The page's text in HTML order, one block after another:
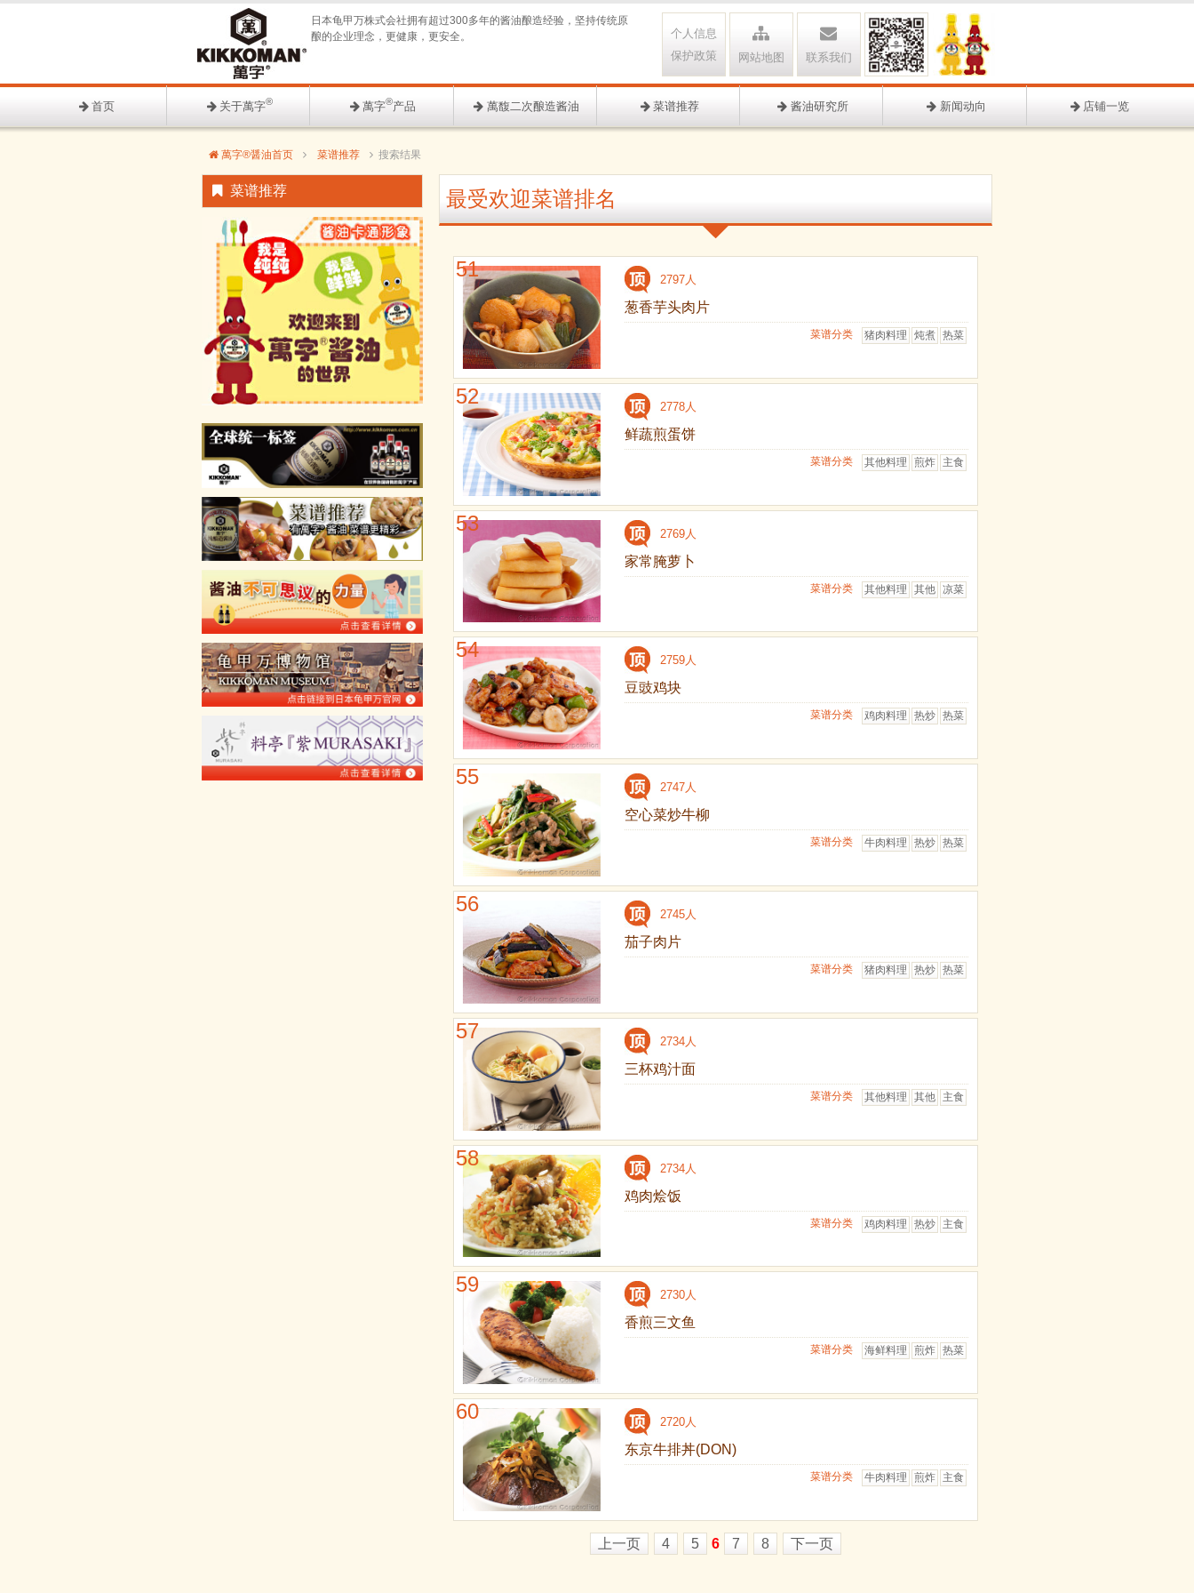
联系我们
网站地图
个人信息
保护政策
日本龟甲万株式会社拥有超过300多年的酱油酿造经验，坚持传统原
酿的企业理念，更健康，更安全。
首页 关于萬字® 萬字®产品 萬馥二次酿造酱油 菜谱推荐 酱油研究所 新闻动向 店铺一览
萬字®醤油首页 菜谱推荐 搜索结果
最受欢迎菜谱排名
51 2797人
葱香芋头肉片
热菜
炖煮
猪肉料理
菜谱分类
52 2778人
鲜蔬煎蛋饼
主食
煎炸
其他料理
菜谱分类
53 2769人
家常腌萝卜
凉菜
其他
其他料理
菜谱分类
54 2759人
豆豉鸡块
热菜
热炒
鸡肉料理
菜谱分类
55 2747人
空心菜炒牛柳
热菜
热炒
牛肉料理
菜谱分类
56 2745人
茄子肉片
热菜
热炒
猪肉料理
菜谱分类
57 2734人
三杯鸡汁面
主食
其他
其他料理
菜谱分类
58 2734人
鸡肉烩饭
主食
热炒
鸡肉料理
菜谱分类
59 2730人
香煎三文鱼
热菜
煎炸
海鲜料理
菜谱分类
60 2720人
东京牛排丼(DON)
主食
煎炸
牛肉料理
菜谱分类
上一页 4 5 6 7 8 下一页
菜谱推荐